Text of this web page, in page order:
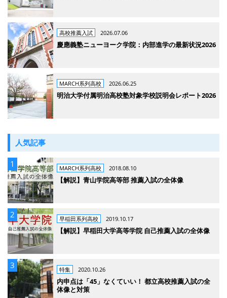
高校推薦入試 2026.07.06
慶應義塾ニューヨーク学院：内部進学の最新状況2026
MARCH系列高校 2026.06.25
明治大学付属明治高校塾対象学校説明会レポート2026
人気記事
MARCH系列高校 2018.08.10
【解説】青山学院高等部 推薦入試の全体像
早稲田系列高校 2019.10.17
【解説】早稲田大学高等学院 自己推薦入試の全体像
特集 2020.10.26
内申点は「45」なくていい！ 都立高校推薦入試の全
体像と対策